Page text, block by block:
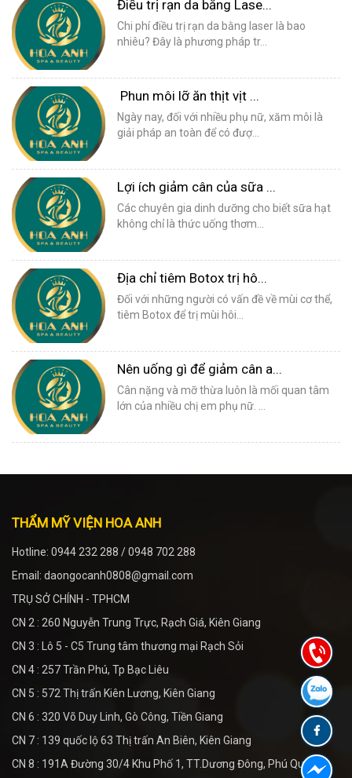
Điều trị rạn da bằng Lase...
Chi phí điều trị rạn da bằng laser là bao
nhiêu? Đây là phương pháp tr...
Phun môi lỡ ăn thịt vịt ...
Ngày nay, đối với nhiều phụ nữ, xăm môi là
giải pháp an toàn để có đượ...
Lợi ích giảm cân của sữa ...
Các chuyên gia dinh dưỡng cho biết sữa hạt
không chỉ là thức uống thơm...
Địa chỉ tiêm Botox trị hô...
Đối với những người có vấn đề về mùi cơ thể,
tiêm Botox để trị mùi hôi...
Nên uống gì để giảm cân a...
Cân nặng và mỡ thừa luôn là mối quan tâm
lớn của nhiều chị em phụ nữ. ...
THẨM MỸ VIỆN HOA ANH
Hotline: 0944 232 288 / 0948 702 288
Email: daongocanh0808@gmail.com
TRỤ SỞ CHÍNH - TPHCM
CN 2 : 260 Nguyễn Trung Trực, Rạch Giá, Kiên Giang
CN 3 : Lô 5 - C5 Trung tâm thương mại Rạch Sỏi
CN 4 : 257 Trần Phú, Tp Bạc Liêu
CN 5 : 572 Thị trấn Kiên Lương, Kiên Giang
CN 6 : 320 Võ Duy Linh, Gò Công, Tiền Giang
CN 7 : 139 quốc lộ 63 Thị trấn An Biên, Kiên Giang
CN 8 : 191A Đường 30/4 Khu Phố 1, TT.Dương Đông, Phú Quốc